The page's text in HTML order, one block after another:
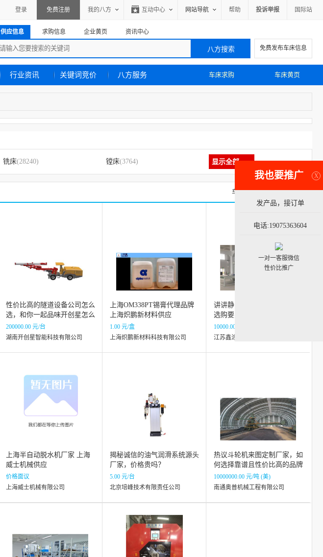
登录 免费注册 我的八方 互动中心 网站导航 帮助 投诉举报 国际站
免费发布车床信息
供应信息 求购信息 企业黄页 资讯中心
行业资讯 关键词竞价 八方服务 车床黄页
车床求购
铣床(28240) 镗床(3764) 显示全部
车床求购信息 车床黄页
性价比高的隧道设备公司怎么
选，和你一起品味开创星怎么
样
200000.00 元/台
湖南开创星智能科技有限公司
上海OM338PT锡膏代理品牌
上海炽鹏新材料供应
1.00 元/盒
上海炽鹏新材料科技有限公司
讲讲静电植绒机产品多样厂家
选购要点，选哪家好？
10000.00 元/套
江苏鑫涂机械有限公司
上海半自动脱水机厂家 上海
威士机械供应
价格面议
上海威士机械有限公司
揭秘诚信的油气润滑系统源头
厂家，价格贵吗？
5.00 元/台
北京培峰技术有限责任公司
热议斗轮机来图定制厂家，如
何选择靠谱且性价比高的品牌
10000000.00 元/吨 (美)
南通奥普机械工程有限公司
X
我也要推广
发产品，接订单
电话:19075363604
一对一客服微信
性价比推广